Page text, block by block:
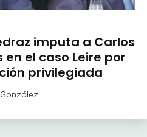
imputa a Carlos
en el caso Leire por
privilegiada